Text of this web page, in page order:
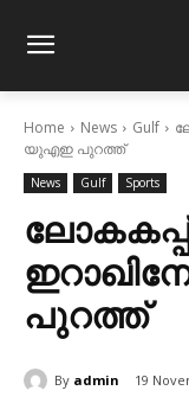
Home News Gulf
യുഎഇ പുറത്ത്
News Gulf Sports
പുറത്ത്
By admin 19